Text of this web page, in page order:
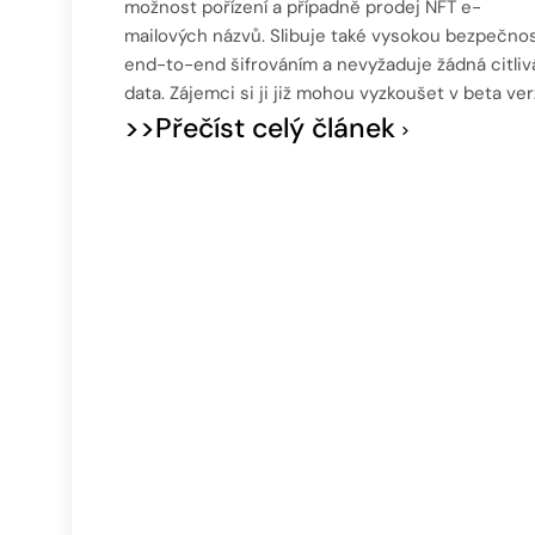
možnost pořízení a případně prodej NFT e-
mailových názvů. Slibuje také vysokou
end-to-end šifrováním a nevyžaduje žádná
data. Zájemci si ji již mohou vyzkoušet v beta
>>Přečíst celý článek